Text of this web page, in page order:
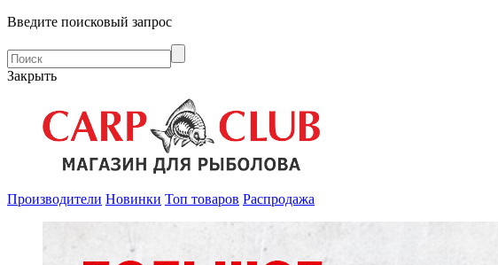
Введите поисковый запрос
Закрыть
Производители Новинки Топ товаров Распродажа